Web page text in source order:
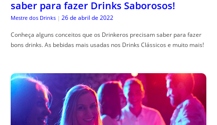
saber para fazer Drinks Saborosos!
Mestre dos Drinks | 26 de abril de 2022
Conheça alguns conceitos que os Drinkeros precisam saber para fazer
bons drinks. As bebidas mais usadas nos Drinks Clássicos e muito mais!